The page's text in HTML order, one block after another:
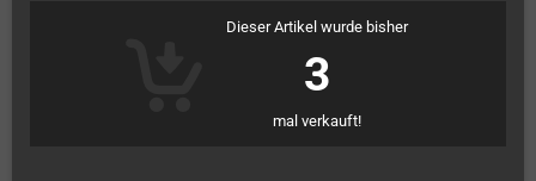
Dieser Artikel wurde bisher
3
mal verkauft!